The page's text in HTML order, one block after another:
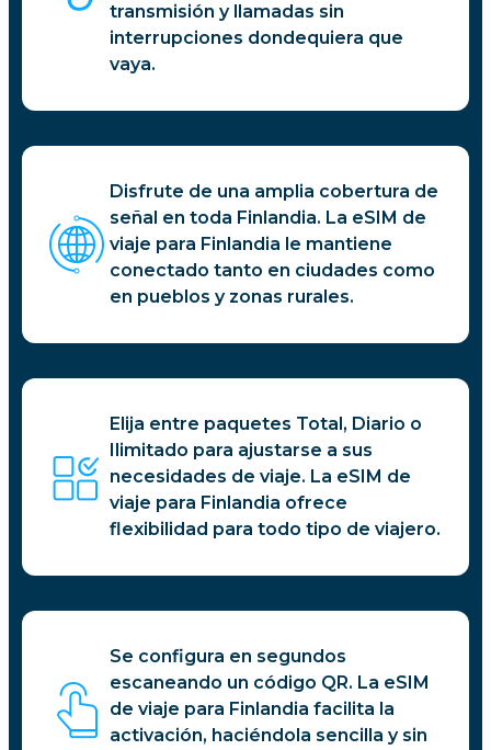
transmisión y llamadas sin
interrupciones dondequiera que
vaya.
Disfrute de una amplia cobertura de
señal en toda Finlandia. La eSIM de
viaje para Finlandia le mantiene
conectado tanto en ciudades como
en pueblos y zonas rurales.
Elija entre paquetes Total, Diario o
Ilimitado para ajustarse a sus
necesidades de viaje. La eSIM de
viaje para Finlandia ofrece
flexibilidad para todo tipo de viajero.
Se configura en segundos
escaneando un código QR. La eSIM
de viaje para Finlandia facilita la
activación, haciéndola sencilla y sin